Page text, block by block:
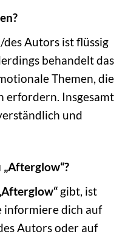
Autors ist flüssig
behandelt das
Themen, die
erfordern. Insgesamt
und
gibt, ist
informiere dich auf
Autors oder auf